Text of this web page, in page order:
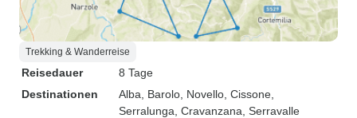
Trekking & Wanderreise
Reisedauer
8 Tage
Destinationen
Alba , Barolo , Novello , Cissone
Serralunga , Cravanzana , Serravalle